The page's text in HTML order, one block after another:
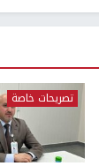
تصريحات خاصة